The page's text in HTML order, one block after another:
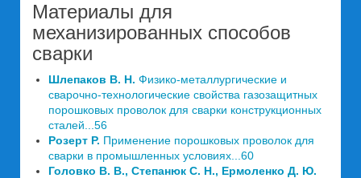
Материалы для
механизированных способов
сварки
Шлепаков В. Н. Физико-металлургические и
сварочно-технологические свойства газозащитных
порошковых проволок для сварки конструкционных
сталей...56
Розерт Р. Применение порошковых проволок для
сварки в промышленных условиях...60
Головко В. В., Степанюк С. Н., Ермоленко Д. Ю.